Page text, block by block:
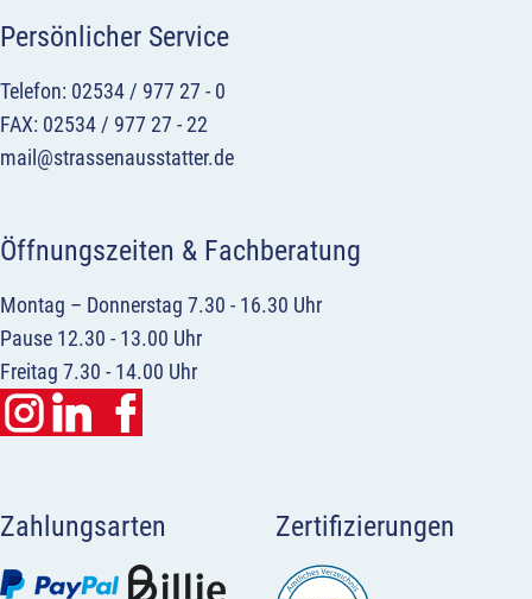
Persönlicher Service
Telefon: 02534 / 977 27 - 0
FAX: 02534 / 977 27 - 22
mail@strassenausstatter.de
Öffnungszeiten & Fachberatung
Montag – Donnerstag 7.30 - 16.30 Uhr
Pause 12.30 - 13.00 Uhr
Freitag 7.30 - 14.00 Uhr
Zahlungsarten Zertifizierungen